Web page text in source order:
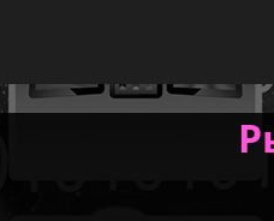
МАРКЕТ
КОНФЕРЕНЦИИ